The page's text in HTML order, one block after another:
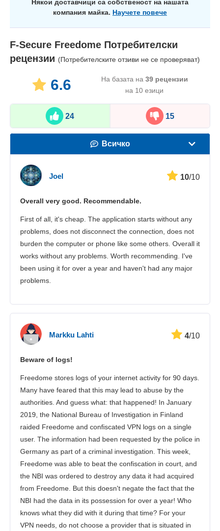
Някои доставчици са собственост на нашата
компания майка. Научете повече
F-Secure Freedome Потребителски
рецензии (Потребителските отзиви не се проверяват)
6.6 На базата на 39рецензии
на 10 езици
24 15
Всичко
Потребителска поддръжка
Joel 10/10
Overall very good. Recommendable.
First of all, it's cheap. The application starts without any
problems, does not disconnect the connection, does not
burden the computer or phone like some others. Overall it
works without any problems. Worth recommending. I've
been using it for over a year and haven't had any major
problems.
Markku Lahti 4/10
Beware of logs!
Freedome stores logs of your internet activity for 90 days.
Many have feared that this may lead to abuse by the
authorities. And guess what: that happened! In January
2019, the National Bureau of Investigation in Finland
raided Freedome and confiscated VPN logs on a single
user. The information had been requested by the police in
Germany as part of a criminal investigation. This week,
Freedome was able to beat the confiscation in court, and
the NBI was ordered to destroy any data it had acquired
from Freedome. But this doesn't negate the fact that the
NBI had the data in its possession for over a year! Who
knows what they did with it during that time? For your
VPN needs, do not choose a provider that is situated in